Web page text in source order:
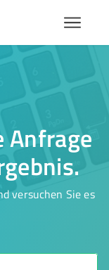
Anfrage
versuchen Sie es